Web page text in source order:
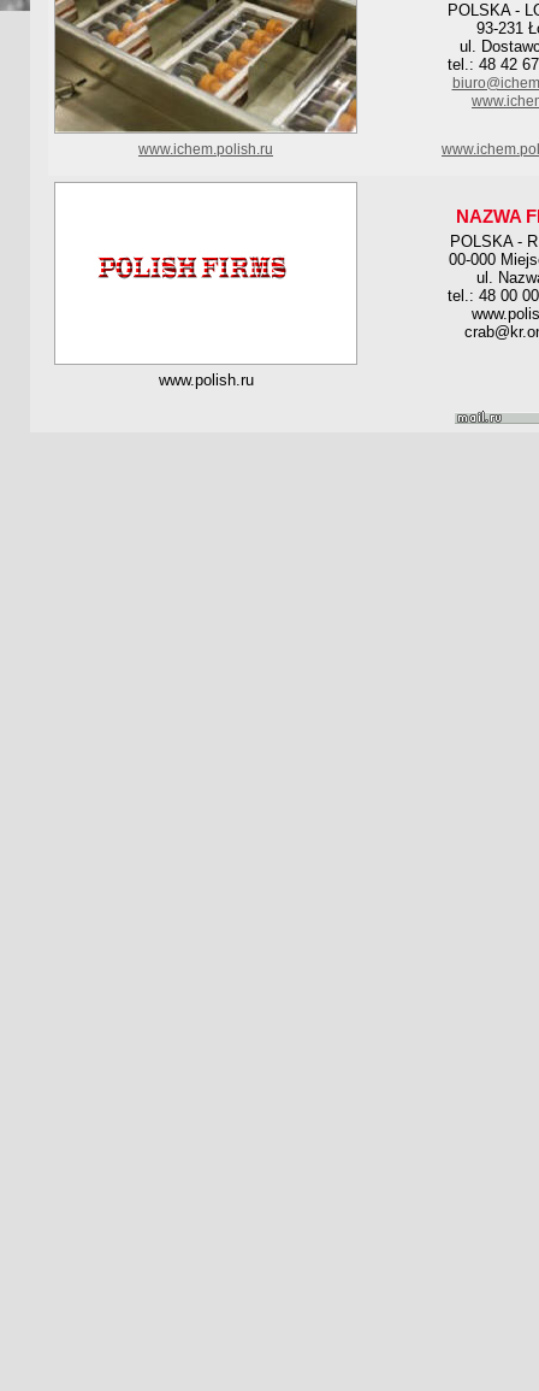
POLSKA -
93-231
ul.
tel.: 48 42
www.ichem.polish.ru
NAZWA
POLSKA -
00-000
ul.
tel.: 48 00
www.polish.ru